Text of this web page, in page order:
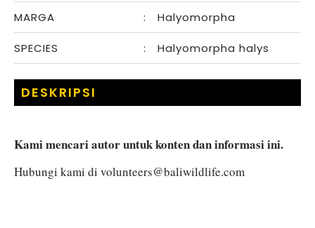
DESKRIPSI
Kami mencari autor untuk konten dan informasi ini.
Hubungi kami di volunteers@baliwildlife.com
MARGA : Halyomorpha
SPECIES : Halyomorpha halys